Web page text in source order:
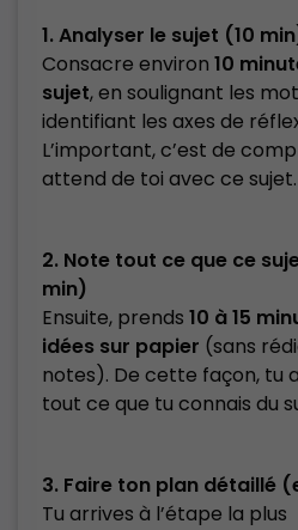
1. Analyser le sujet (10
Consacre environ 10
sujet, en soulignant les
identifiant les axes de
L’important, c’est de
attend de toi avec ce sujet.
2. Note tout ce que ce
min)
Ensuite, prends 10 à 15
idées sur papier (sans
notes). De cette façon, tu
tout ce que tu connais du
3. Faire ton plan détaillé
Tu arrives à l’étape la plus